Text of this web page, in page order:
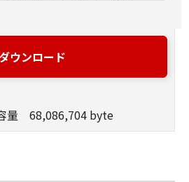
ソフトウエア」をコンピュー
にインストールすること、
すること、読み出すこと、も
ことのいずれも含むものと
とができます。お客様はま
プリンタ」を使用すること
ウンロード
量 68,086,704 byte